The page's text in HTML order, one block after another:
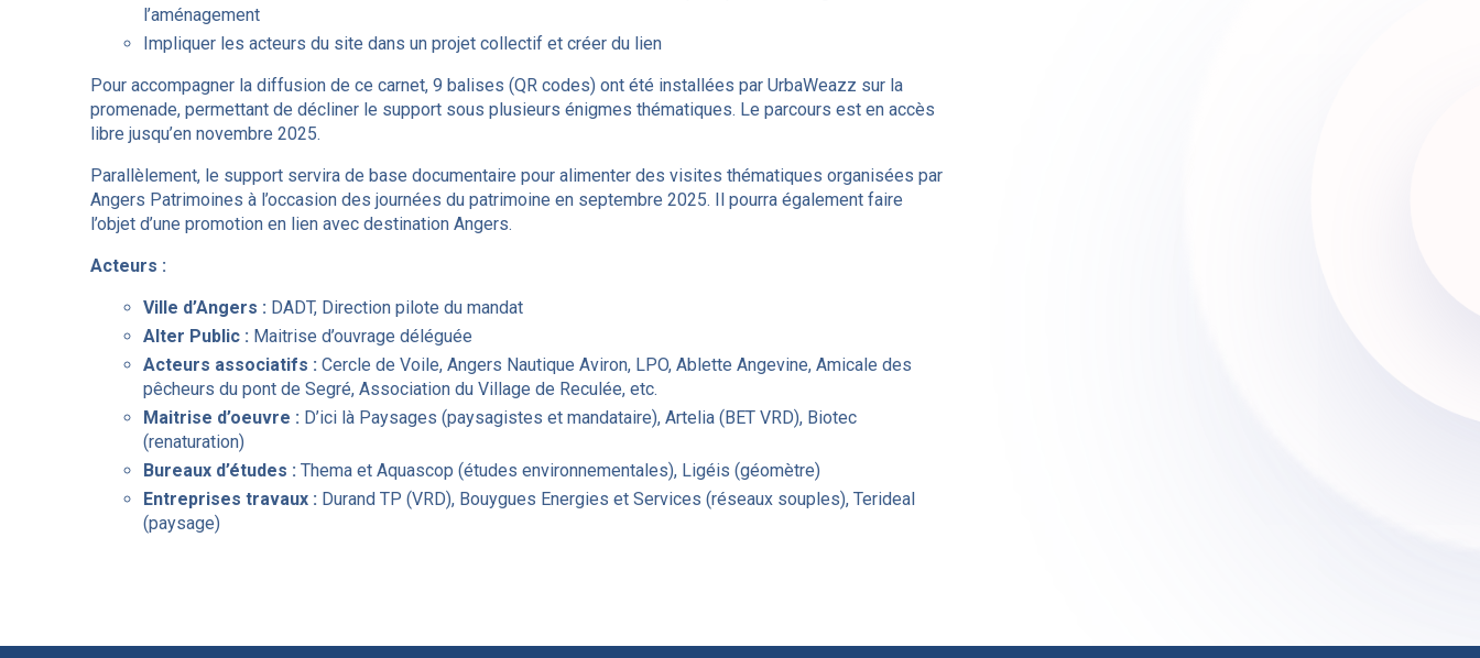
l’aménagement
Impliquer les acteurs du site dans un projet collectif et créer du lien
Pour accompagner la diffusion de ce carnet, 9 balises (QR codes) ont été installées par UrbaWeazz sur la
promenade, permettant de décliner le support sous plusieurs énigmes thématiques. Le parcours est en accès
libre jusqu’en novembre 2025.
Parallèlement, le support servira de base documentaire pour alimenter des visites thématiques organisées par
Angers Patrimoines à l’occasion des journées du patrimoine en septembre 2025. Il pourra également faire
l’objet d’une promotion en lien avec destination Angers.
Acteurs :
Ville d’Angers : DADT, Direction pilote du mandat
Alter Public : Maitrise d’ouvrage déléguée
Acteurs associatifs : Cercle de Voile, Angers Nautique Aviron, LPO, Ablette Angevine, Amicale des
pêcheurs du pont de Segré, Association du Village de Reculée, etc.
Maitrise d’oeuvre : D’ici là Paysages (paysagistes et mandataire), Artelia (BET VRD), Biotec
(renaturation)
Bureaux d’études : Thema et Aquascop (études environnementales), Ligéis (géomètre)
Entreprises travaux : Durand TP (VRD), Bouygues Energies et Services (réseaux souples), Terideal
(paysage)